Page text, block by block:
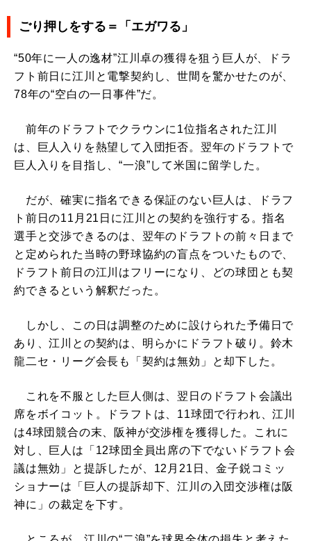
ごり押しをする＝「エガワる」
“50年に一人の逸材”江川卓の獲得を狙う巨人が、ドラ
フト前日に江川と電撃契約し、世間を驚かせたのが、
78年の“空白の一日事件”だ。
前年のドラフトでクラウンに1位指名された江川
は、巨人入りを熱望して入団拒否。翌年のドラフトで
巨人入りを目指し、“一浪”して米国に留学した。
だが、確実に指名できる保証のない巨人は、ドラフ
ト前日の11月21日に江川との契約を強行する。指名
選手と交渉できるのは、翌年のドラフトの前々日まで
と定められた当時の野球協約の盲点をついたもので、
ドラフト前日の江川はフリーになり、どの球団とも契
約できるという解釈だった。
しかし、この日は調整のために設けられた予備日で
あり、江川との契約は、明らかにドラフト破り。鈴木
龍二セ・リーグ会長も「契約は無効」と却下した。
これを不服とした巨人側は、翌日のドラフト会議出
席をボイコット。ドラフトは、11球団で行われ、江川
は4球団競合の末、阪神が交渉権を獲得した。これに
対し、巨人は「12球団全員出席の下でないドラフト会
議は無効」と提訴したが、12月21日、金子鋭コミッ
ショナーは「巨人の提訴却下、江川の入団交渉権は阪
神に」の裁定を下す。